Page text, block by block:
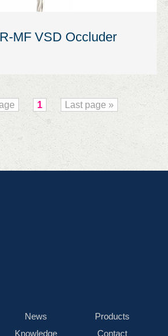
MF VSD Occluder
1 Last page »
News
Products
Knowledge Contact